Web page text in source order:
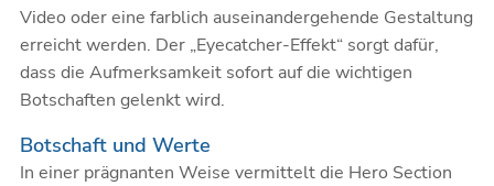
Video oder eine farblich auseinandergehende Gestaltung
erreicht werden. Der „Eyecatcher-Effekt“ sorgt dafür,
dass die Aufmerksamkeit sofort auf die wichtigen
Botschaften gelenkt wird.
Botschaft und Werte
In einer prägnanten Weise vermittelt die Hero Section